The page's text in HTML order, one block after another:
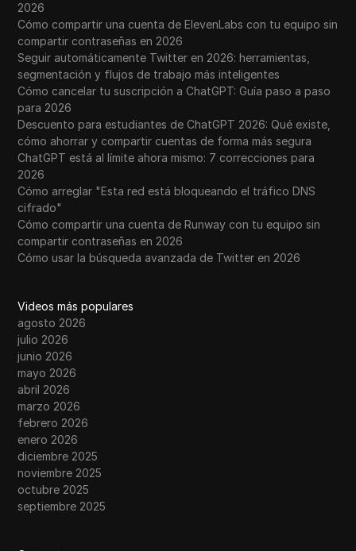
2026
Cómo compartir una cuenta de ElevenLabs con tu equipo sin
compartir contraseñas en 2026
Seguir automáticamente Twitter en 2026: herramientas,
segmentación y flujos de trabajo más inteligentes
Cómo cancelar tu suscripción a ChatGPT: Guía paso a paso
para 2026
Descuento para estudiantes de ChatGPT 2026: Qué existe,
cómo ahorrar y compartir cuentas de forma más segura
ChatGPT está al límite ahora mismo: 7 correcciones para
2026
Cómo arreglar "Esta red está bloqueando el tráfico DNS
cifrado"
Cómo compartir una cuenta de Runway con tu equipo sin
compartir contraseñas en 2026
Cómo usar la búsqueda avanzada de Twitter en 2026
Videos más populares
agosto 2026
julio 2026
junio 2026
mayo 2026
abril 2026
marzo 2026
febrero 2026
enero 2026
diciembre 2025
noviembre 2025
octubre 2025
septiembre 2025